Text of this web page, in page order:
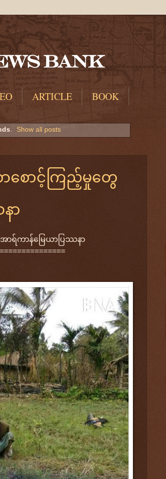
ARTICLE BOOK
. Show all posts
ာစောင့်ကြည့်မှုတွေ
ာ
ာရ်ကာန်မြေယာပြဿနာ